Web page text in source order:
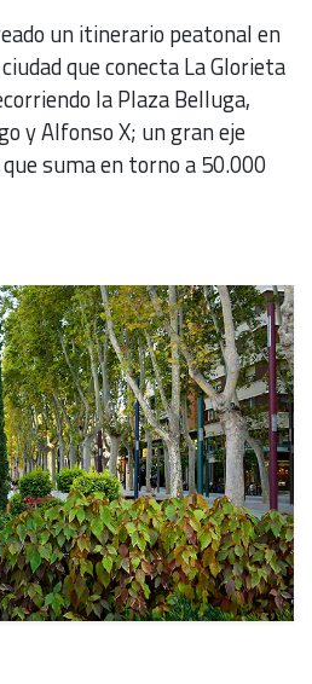
un itinerario peatonal en
que conecta La Glorieta
la Plaza Belluga,
y Alfonso X; un gran eje
suma en torno a 50.000